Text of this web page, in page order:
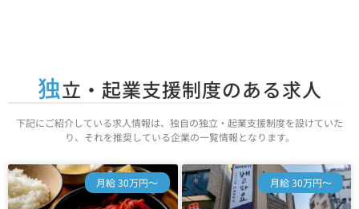
独立・起業支援制度のある求人
下記にご紹介している求人情報は、独自の独立・起業支援制度を設けていた
り、それを推奨している企業の一覧情報となります。
月給 30万円～ 月給 30万円～